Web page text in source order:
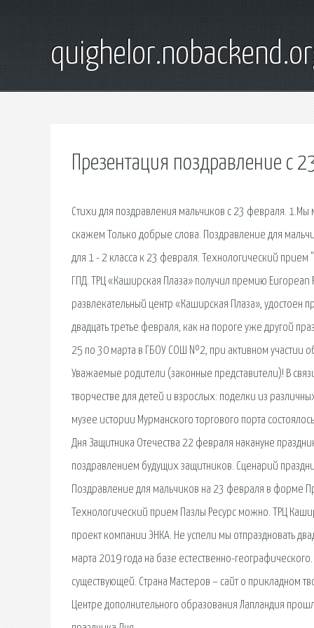
Презентация поздравление с
Стихи для поздравления мальчиков с 23 февраля.
скажем Только добрые слова. Поздравление для
для 1 - 2 класса к 23 февраля. Технологический прием
ГПД. ТРЦ «Каширская Плаза» получил премию
развлекательный центр «Каширская Плаза»,
двадцать третье февраля, как на пороге уже другой
25 по 30 марта в ГБОУ СОШ №2, при активном участии
Уважаемые родители (законные представители)! В
творчестве для детей и взрослых: поделки из
музее истории Мурманского торгового порта
Дня Защитника Отечества 22 февраля накануне
поздравлением будущих защитников. Сценарий
Поздравление для мальчиков на 23 февраля в форме
Технологический прием Пазлы Ресурс можно. ТРЦ
проект компании ЭНКА. Не успели мы отпраздновать
марта 2019 года на базе естественно-
существующей. Страна Мастеров – сайт о прикладном
Центре дополнительного образования Лапландия